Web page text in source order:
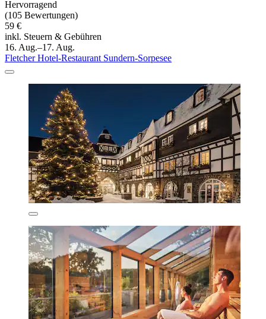
Hervorragend
(105 Bewertungen)
59 €
inkl. Steuern & Gebühren
16. Aug.–17. Aug.
Fletcher Hotel-Restaurant Sundern-Sorpesee